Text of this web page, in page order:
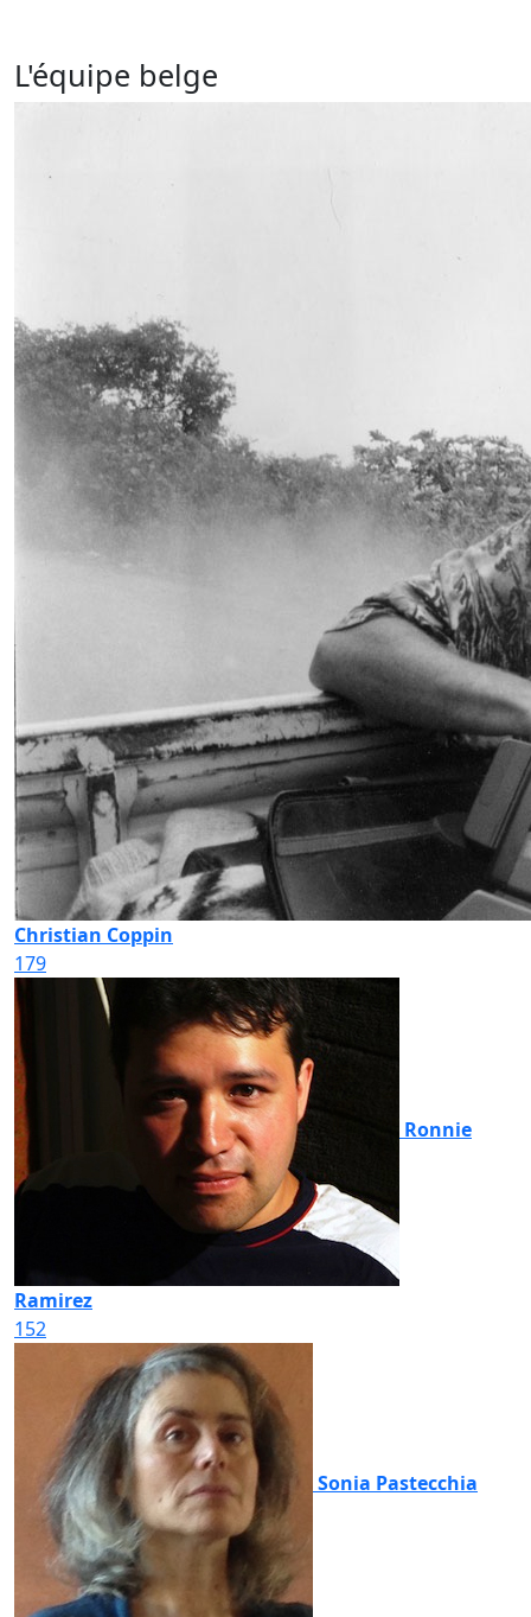
L'équipe belge
Christian Coppin
179
Ronnie
Ramirez
152
Sonia Pastecchia